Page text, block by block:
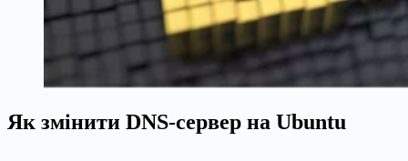
Як змінити DNS-сервер на Ubuntu